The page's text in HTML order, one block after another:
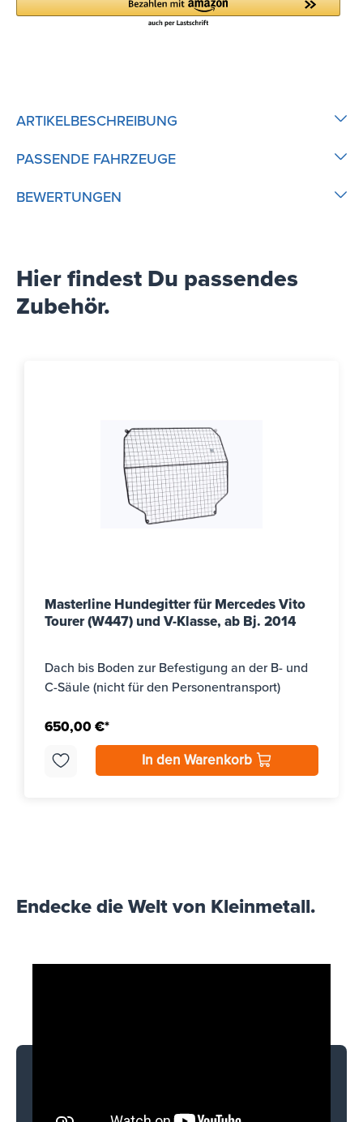
ARTIKELBESCHREIBUNG
PASSENDE FAHRZEUGE
BEWERTUNGEN
Hier findest Du passendes
Zubehör.
Masterline Hundegitter für Mercedes Vito
Tourer (W447) und V-Klasse, ab Bj. 2014
Dach bis Boden zur Befestigung an der B- und
C-Säule (nicht für den Personentransport)
650,00 €*
In den Warenkorb
Endecke die Welt von Kleinmetall.